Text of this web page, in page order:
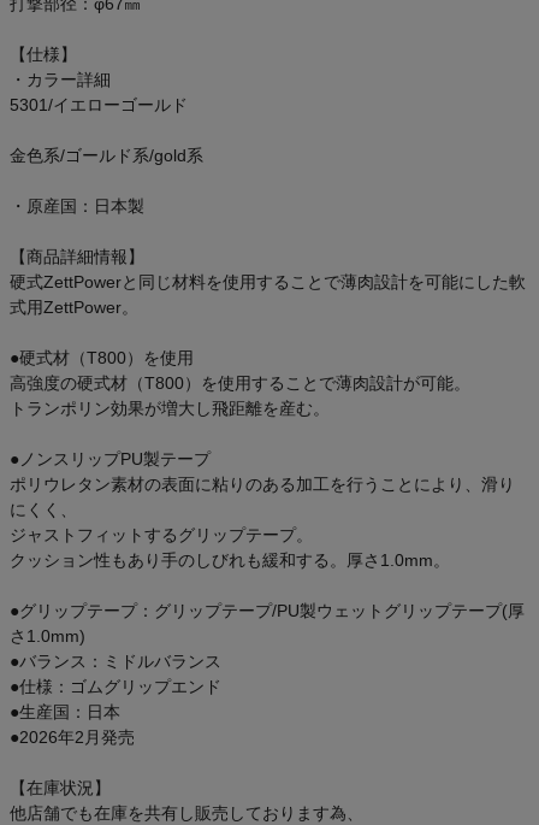
ご利用ガイド
クーポン一覧
商品レビュー
プロテイン・サプリメントまとめ買い
アウトレットセール
スタッフブログ
【仕様】
・カラー詳細
5301/イエローゴールド
金色系/ゴールド系/gold系
・原産国：日本製
【商品詳細情報】
硬式ZettPowerと同じ材料を使用することで薄肉設計を可能にした軟
式用ZettPower。
●硬式材（T800）を使用
高強度の硬式材（T800）を使用することで薄肉設計が可能。
トランポリン効果が増大し飛距離を産む。
●ノンスリップPU製テープ
ポリウレタン素材の表面に粘りのある加工を行うことにより、滑り
にくく、
ジャストフィットするグリップテープ。
クッション性もあり手のしびれも緩和する。厚さ1.0mm。
●グリップテープ：グリップテープ/PU製ウェットグリップテープ(厚
さ1.0mm)
●バランス：ミドルバランス
●仕様：ゴムグリップエンド
●生産国：日本
●2026年2月発売
【在庫状況】
他店舗でも在庫を共有し販売しております為、